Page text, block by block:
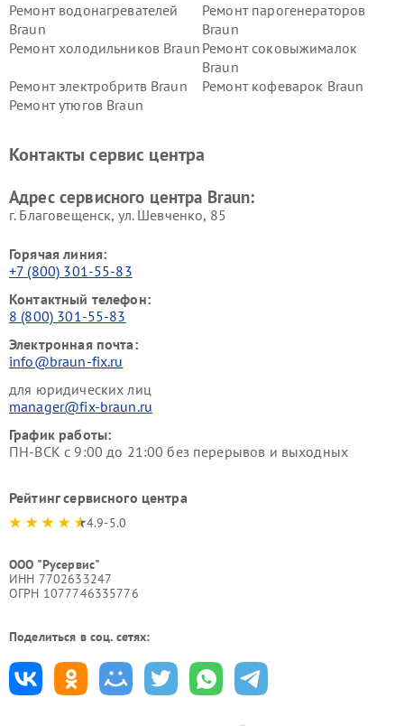
Ремонт водонагревателей
Braun
Ремонт парогенераторов
Braun
Ремонт холодильников Braun Ремонт соковыжималок
Braun
Ремонт электробритв Braun
Ремонт кофеварок Braun
Ремонт утюгов Braun
Контакты сервис центра
Адрес сервисного центра Braun:
г. Благовещенск, ул. Шевченко, 85
Горячая линия:
+7 (800) 301-55-83
Контактный телефон:
8 (800) 301-55-83
Электронная почта:
info@braun-fix.ru
для юридических лиц
manager@fix-braun.ru
График работы:
ПН-ВСК с 9:00 до 21:00 без перерывов и выходных
Рейтинг сервисного центра
4.9-5.0
ООО "Русервис"
ИНН 7702633247
ОГРН 1077746335776
Поделиться в соц. сетях: